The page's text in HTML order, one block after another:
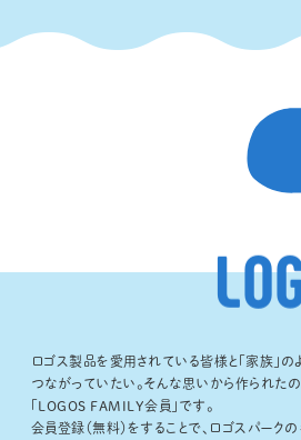
LO
ロゴス製品を愛用されている皆様と「家族」の
つながっていたい。そんな思いから作られたの
「LOGOS FAMILY会員」です。
会員登録（無料）をすることで、ロゴスパークの